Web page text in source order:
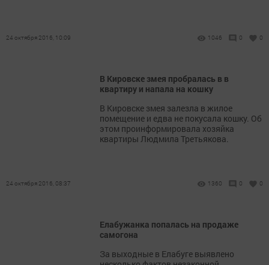
24 октября 2016, 10:09 1046 0 0
В Кировске змея пробралась в в
квартиру и напала на кошку
В Кировске змея залезла в жилое
помещение и едва не покусала кошку. Об
этом проинформировала хозяйка
квартиры Людмила Третьякова.
24 октября 2016, 08:37 1360 0 0
Елабужанка попалась на продаже
самогона
За выходные в Елабуге выявлено